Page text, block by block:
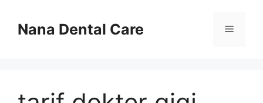
contentNana Dental Care Menu